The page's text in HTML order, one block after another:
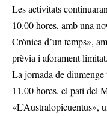
Les activitats
10.00 hores, amb una
Crònica d’un temps»,
prèvia i aforament limitat.
La jornada de
11.00 hores, el pati del
«L’Australopicuentus»,